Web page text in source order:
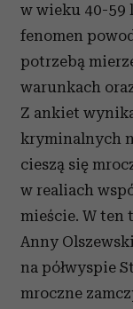
w wieku 40-59
fenomen
potrzebą
warunkach
Z ankiet
kryminalnych
cieszą się
w realiach
mieście. W ten
Anny
na półwyspie
mroczne